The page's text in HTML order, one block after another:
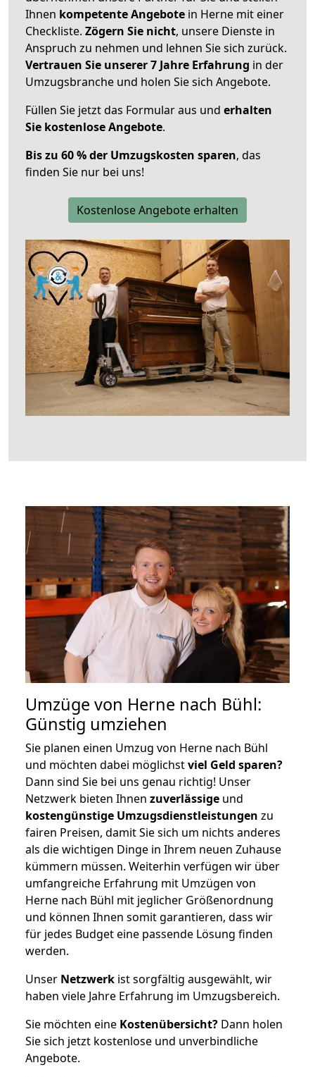
Ihnen kompetente Angebote in Herne mit einer
Checkliste. Zögern Sie nicht, unsere Dienste in
Anspruch zu nehmen und lehnen Sie sich zurück.
Vertrauen Sie unserer 7 Jahre Erfahrung in der
Umzugsbranche und holen Sie sich Angebote.
Füllen Sie jetzt das Formular aus und erhalten
Sie kostenlose Angebote.
Bis zu 60 % der Umzugskosten sparen, das
finden Sie nur bei uns!
Kostenlose Angebote erhalten
Umzüge von Herne nach Bühl:
Günstig umziehen
Sie planen einen Umzug von Herne nach Bühl
und möchten dabei möglichstviel Geld sparen?
Dann sind Sie bei uns genau richtig! Unser
Netzwerk bieten Ihnen zuverlässige und
kostengünstige Umzugsdienstleistungen zu
fairen Preisen, damit Sie sich um nichts anderes
als die wichtigen Dinge in Ihrem neuen Zuhause
kümmern müssen. Weiterhin verfügen wir über
umfangreiche Erfahrung mit Umzügen von
Herne nach Bühl mit jeglicher Größenordnung
und können Ihnen somit garantieren, dass wir
für jedes Budget eine passende Lösung finden
werden.
Unser Netzwerk ist sorgfältig ausgewählt, wir
haben viele Jahre Erfahrung im Umzugsbereich.
Sie möchten eine Kostenübersicht? Dann holen
Sie sich jetzt kostenlose und unverbindliche
Angebote.